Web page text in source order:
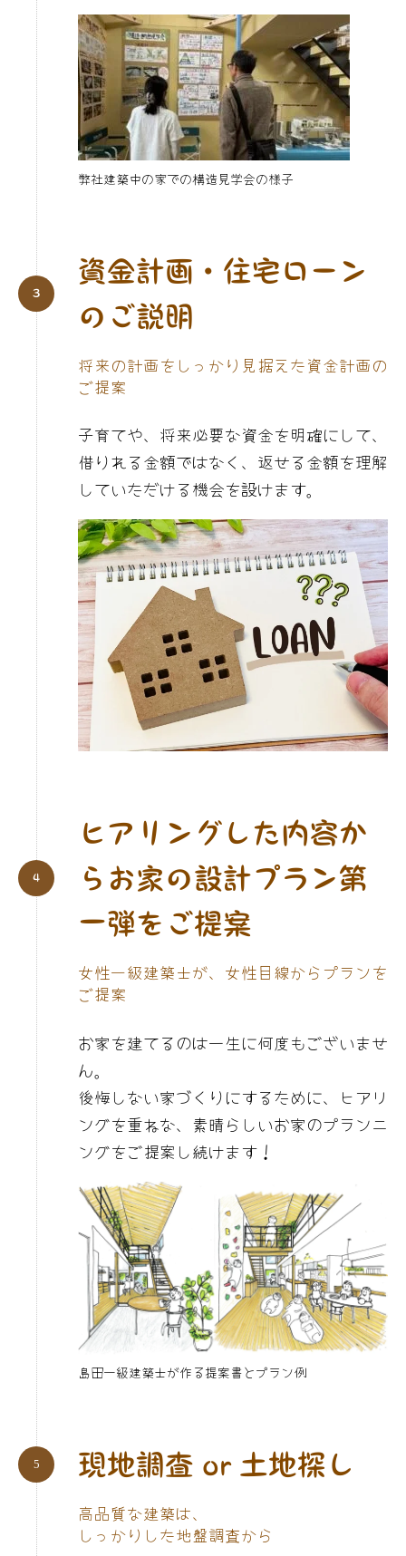
弊社建築中の家での構造見学会の様子
資金計画・住宅ローン
のご説明
将来の計画をしっかり見据えた資金計画の
ご提案
子育てや、将来必要な資金を明確にして、
借りれる金額ではなく、返せる金額を理解
していただける機会を設けます。
ヒアリングした内容か
らお家の設計プラン第
一弾をご提案
女性一級建築士が、女性目線からプランを
ご提案
お家を建てるのは一生に何度もございませ
ん。
後悔しない家づくりにするために、ヒアリ
ングを重ねな、素晴らしいお家のプランニ
ングをご提案し続けます！
島田一級建築士が作る提案書とプラン例
現地調査 or 土地探し
高品質な建築は、
しっかりした地盤調査から